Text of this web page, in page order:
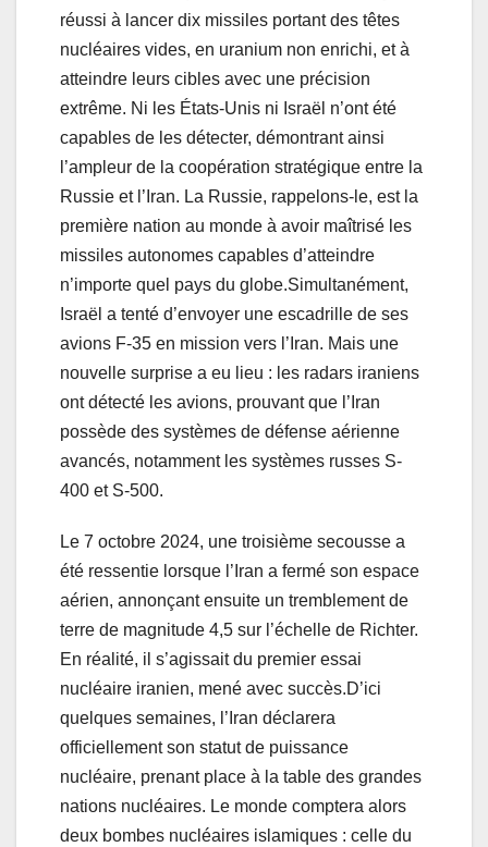
réussi à lancer dix missiles portant des têtes
nucléaires vides, en uranium non enrichi, et à
atteindre leurs cibles avec une précision
extrême. Ni les États-Unis ni Israël n’ont été
capables de les détecter, démontrant ainsi
l’ampleur de la coopération stratégique entre la
Russie et l’Iran. La Russie, rappelons-le, est la
première nation au monde à avoir maîtrisé les
missiles autonomes capables d’atteindre
n’importe quel pays du globe.Simultanément,
Israël a tenté d’envoyer une escadrille de ses
avions F-35 en mission vers l’Iran. Mais une
nouvelle surprise a eu lieu : les radars iraniens
ont détecté les avions, prouvant que l’Iran
possède des systèmes de défense aérienne
avancés, notamment les systèmes russes S-
400 et S-500.
Le 7 octobre 2024, une troisième secousse a
été ressentie lorsque l’Iran a fermé son espace
aérien, annonçant ensuite un tremblement de
terre de magnitude 4,5 sur l’échelle de Richter.
En réalité, il s’agissait du premier essai
nucléaire iranien, mené avec succès.D’ici
quelques semaines, l’Iran déclarera
officiellement son statut de puissance
nucléaire, prenant place à la table des grandes
nations nucléaires. Le monde comptera alors
deux bombes nucléaires islamiques : celle du